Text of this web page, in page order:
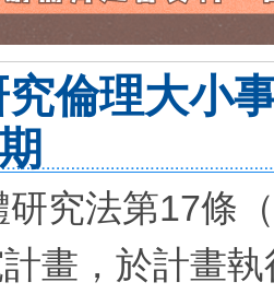
究倫理大小
研究法第17條（
畫，於計畫